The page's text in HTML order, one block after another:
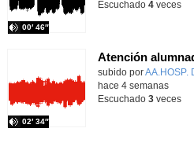
00′ 46″
Escuchado 4veces
Contenido educativo.
subido porAA.HOSP.
02′ 34″
hace 4 semanas
Escuchado 3veces